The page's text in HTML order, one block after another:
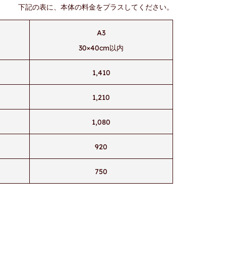
下記の表に、本体の料金をプラスしてください。
A3
30×40cm以内
1,410
1,210
1,080
920
750